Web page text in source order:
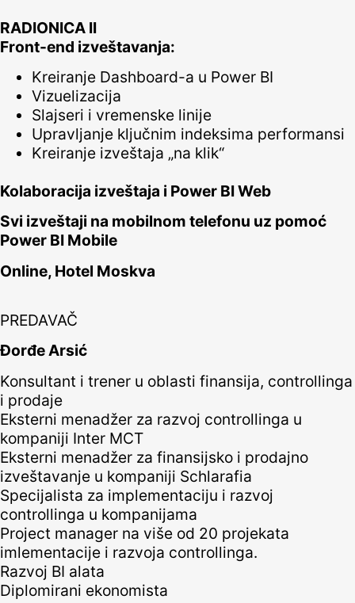
RADIONICA II
Front-end izveštavanja:
Kreiranje Dashboard-a u Power BI
Vizuelizacija
Slajseri i vremenske linije
Upravljanje ključnim indeksima performansi
Kreiranje izveštaja „na klik“
Kolaboracija izveštaja i Power BI Web
Svi izveštaji na mobilnom telefonu uz pomoć
Power BI Mobile
Online, Hotel Moskva
PREDAVAČ
Đorđe Arsić
Konsultant i trener u oblasti finansija, controllinga
i prodaje
Eksterni menadžer za razvoj controllinga u
kompaniji Inter MCT
Eksterni menadžer za finansijsko i prodajno
izveštavanje u kompaniji Schlarafia
Specijalista za implementaciju i razvoj
controllinga u kompanijama
Project manager na više od 20 projekata
imlementacije i razvoja controllinga.
Razvoj BI alata
Diplomirani ekonomista